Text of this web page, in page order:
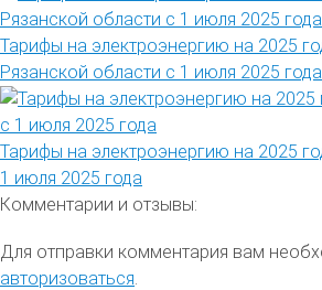
Тарифы на электроэнергию на 2025
Рязанской области с 1 июля 2025 года
Тарифы на электроэнергию на 2025
1 июля 2025 года
Комментарии и отзывы:
Для отправки комментария вам
авторизоваться